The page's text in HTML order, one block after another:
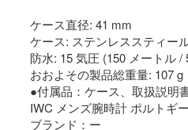
ケース直径: 41 mm
ケース: ステンレススティー
防水: 15 気圧 (150 メートル /
おおよその製品総重量: 107 g
●付属品：ケース、取扱説明
IWC メンズ腕時計 ポルトギ
ブランド：ー